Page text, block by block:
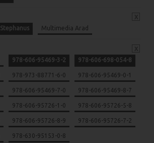
Stephanus Multimedia Arad
978-606-95469-3-2 978-606-698-054-8
978-973-88771-6-0 978-606-95469-0-1
978-606-95469-7-0 978-606-95469-8-7
978-606-95726-1-0 978-606-95726-5-8
978-606-95726-8-9 978-606-95726-7-2
978-630-95153-0-8